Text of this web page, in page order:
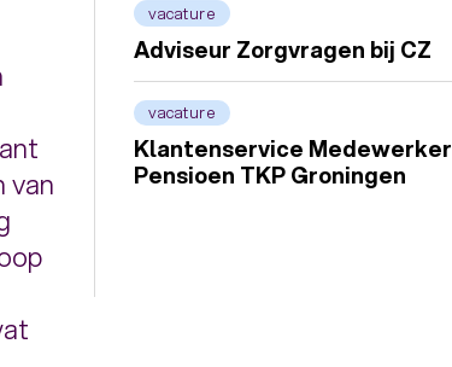
van
vacature
Adviseur Zorgvragen bij CZ
vacature
Klantenservice Medewerker
Pensioen TKP Groningen